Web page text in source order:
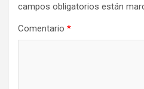
campos obligatorios están
Comentario *